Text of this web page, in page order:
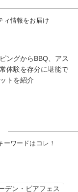
ィ情報をお届け
ングからBBQ、アス
体験を存分に堪能で
トを紹介
ワードはコレ！
デン・ビアフェス